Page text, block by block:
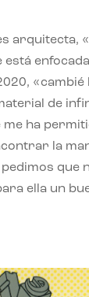
arquitecta,
está
«cambié
de
me ha
la
que
ella un